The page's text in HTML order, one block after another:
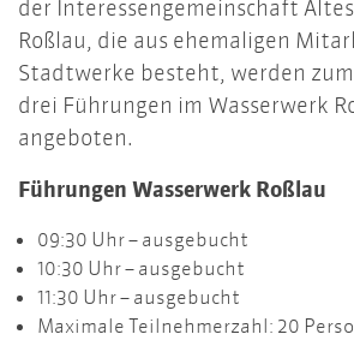
der Interessengemeinschaft
Roßlau, die aus ehemaligen
Stadtwerke besteht, werden zum
drei Führungen im Wasserwerk
angeboten.
Führungen Wasserwerk Roßlau
09:30 Uhr – ausgebucht
10:30 Uhr – ausgebucht
11:30 Uhr – ausgebucht
Maximale Teilnehmerzahl: 20